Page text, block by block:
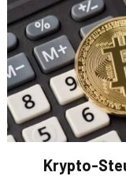
Krypto-